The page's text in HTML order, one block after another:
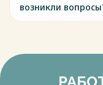
возникли